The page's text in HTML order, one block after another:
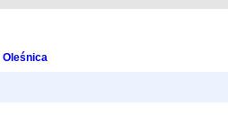
Oleśnica